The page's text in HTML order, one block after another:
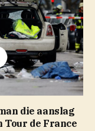
die aanslag
Tour de France